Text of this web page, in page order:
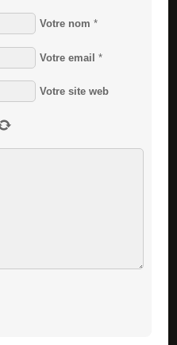
Votre nom *
Votre email *
Votre site web